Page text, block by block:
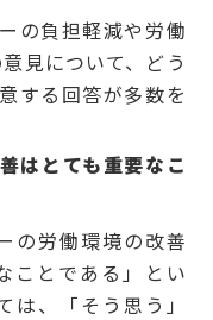
の負担軽減や労働
見について、どう
する回答が多数を
はとても重要なこ
労働環境の改善
ことである」とい
は、「そう思う」